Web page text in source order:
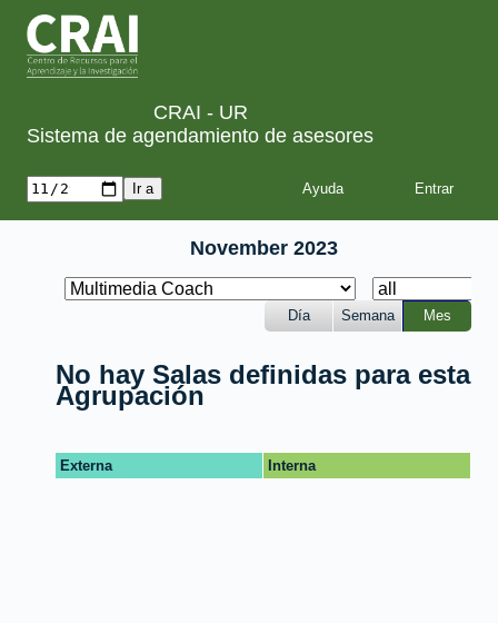
CRAI - UR
Sistema de agendamiento de asesores
Ayuda
November 2023
Día Semana Mes
No hay Salas definidas para esta
Agrupación
Externa Interna